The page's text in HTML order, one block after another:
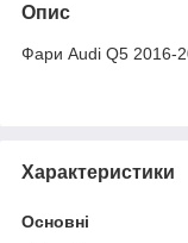
Опис
Фари Audi Q5 2016-
Характеристики
Основні